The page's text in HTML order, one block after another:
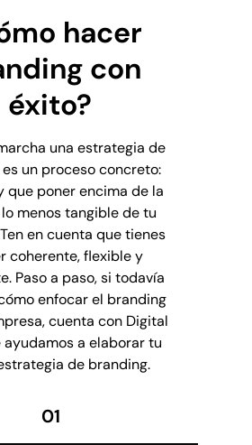
hacer
con
éxito?
una estrategia de
un proceso concreto:
que poner encima de la
menos tangible de tu
en cuenta que tienes
coherente, flexible y
Paso a paso, si todavía
enfocar el branding
cuenta con Digital
ayudamos a elaborar tu
de branding.
01